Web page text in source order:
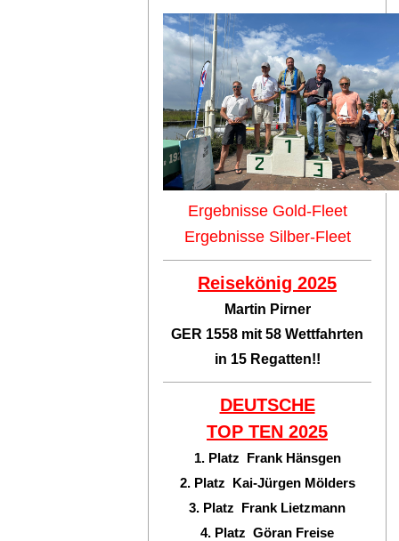
Ergebnisse Gold-Fleet
Ergebnisse Silber-Fleet
Reisekönig 2025
Martin Pirner
GER 1558 mit 58 Wettfahrten
in 15 Regatten!!
DEUTSCHE
TOP TEN 2025
1. Platz Frank Hänsgen
2. Platz Kai-Jürgen Mölders
3. Platz Frank Lietzmann
4. Platz Göran Freise